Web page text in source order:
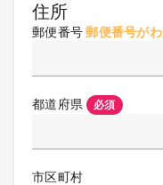
住所
郵便番号郵便番号が
都道府県 必須
市区町村